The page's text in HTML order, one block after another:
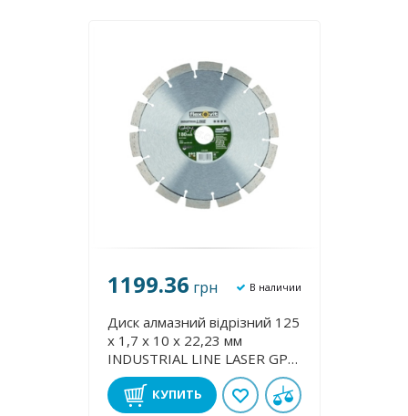
1199.36 грн В наличии
Диск алмазний відрізний 125
х 1,7 х 10 х 22,23 мм
INDUSTRIAL LINE LASER GP
FLEXOVIT 70184626411
КУПИТЬ